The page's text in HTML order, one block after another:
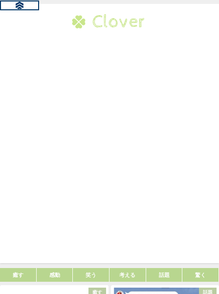
癒す 感動 笑う 考える 話題 驚く
癒す 話題